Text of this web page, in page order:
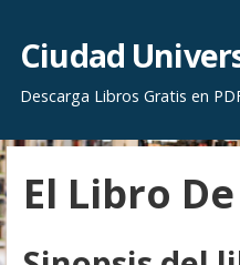
r
a
l
c
Ciudad
Descarga Libros Gratis en
El Libro